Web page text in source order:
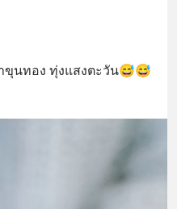
ขุนทอง ทุ่งแสงตะวัน😅😅